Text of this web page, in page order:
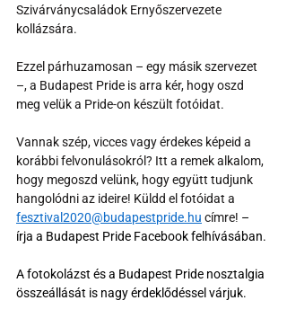
Szivárványcsaládok Ernyőszervezete
kollázsára.
Ezzel párhuzamosan – egy másik szervezet
–, a Budapest Pride is arra kér, hogy oszd
meg velük a Pride-on készült fotóidat.
Vannak szép, vicces vagy érdekes képeid a
korábbi felvonulásokról? Itt a remek alkalom,
hogy megoszd velünk, hogy együtt tudjunk
hangolódni az ideire! Küldd el fotóidat a
fesztival2020@budapestpride.hu címre! –
írja a Budapest Pride Facebook felhívásában.
A fotokolázst és a Budapest Pride nosztalgia
összeállását is nagy érdeklődéssel várjuk.